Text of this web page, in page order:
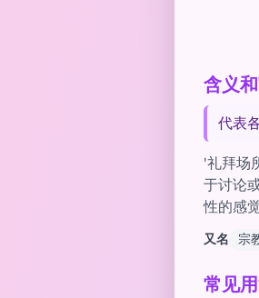
含义
代表
'礼拜场
于讨论
性的感觉
又名 宗
常见